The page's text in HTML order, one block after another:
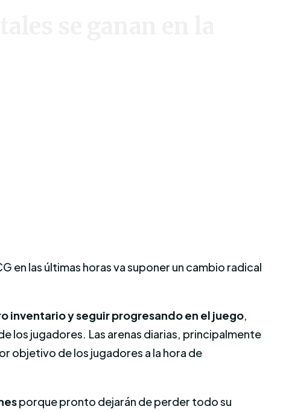
en las últimas horas va suponer un cambio radical
inventario y seguir progresando en el juego,
los jugadores. Las arenas diarias, principalmente
objetivo de los jugadores a la hora de
porque pronto dejarán de perder todo su